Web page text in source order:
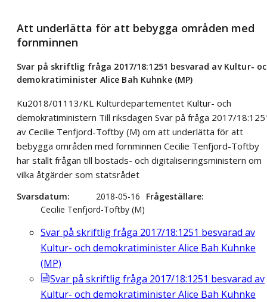
Att underlätta för att bebygga områden med
fornminnen
Svar på skriftlig fråga 2017/18:1251 besvarad av Kultur-
demokratiminister Alice Bah Kuhnke (MP)
Ku2018/01113/KL Kulturdepartementet Kultur- och
demokratiministern Till riksdagen Svar på fråga 2017/
av Cecilie Tenfjord-Toftby (M) om att underlätta för att
bebygga områden med fornminnen Cecilie Tenfjord-Toftby
har ställt frågan till bostads- och digitaliseringsministern om
vilka åtgärder som statsrådet
Svarsdatum 2018-05-16
Frågeställare
Cecilie Tenfjord-Toftby (M)
Svar på skriftlig fråga 2017/18:1251 besvarad av
Kultur- och demokratiminister Alice Bah Kuhnke
(MP)
Svar på skriftlig fråga 2017/18:1251 besvarad av
Kultur- och demokratiminister Alice Bah Kuhnke